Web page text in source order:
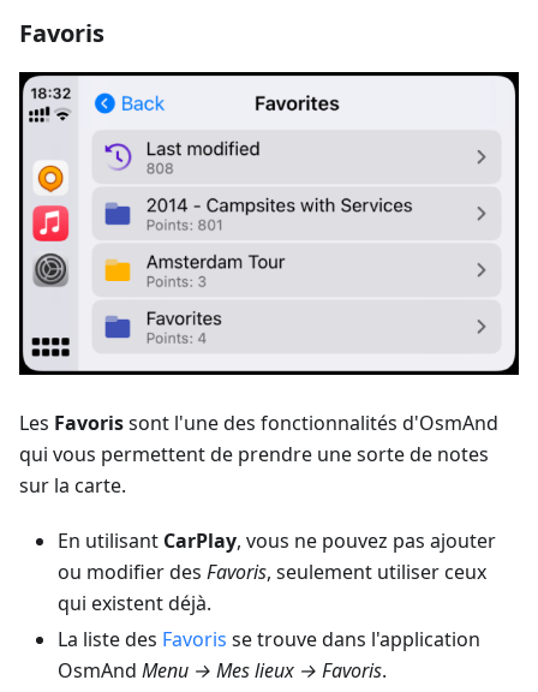
Favoris
Les Favorissont l'une des fonctionnalités d'OsmAnd
qui vous permettent de prendre une sorte de notes
sur la carte.
En utilisant CarPlay, vous ne pouvez pas ajouter
ou modifier des Favoris, seulement utiliser ceux
qui existent déjà.
La liste des Favoris se trouve dans l'application
OsmAnd Menu → Mes lieux → Favoris.